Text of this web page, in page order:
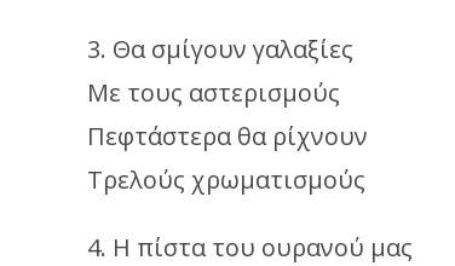
3. Θα σμίγουν γαλαξίες
Με τους αστερισμούς
Πεφτάστερα θα ρίχνουν
Τρελούς χρωματισμούς
4. Η πίστα του ουρανού μας